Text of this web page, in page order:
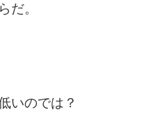
だ。
いのでは？